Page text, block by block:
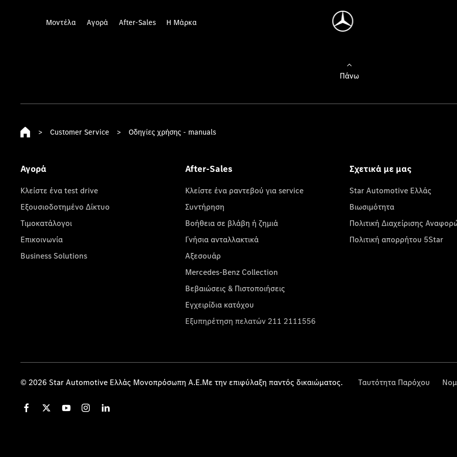
Μοντέλα Αγορά After-Sales Η Μάρκα
Πάνω
> Customer Service > Οδηγίες χρήσης - manuals
Αγορά
Κλείστε ένα test drive
Εξουσιοδοτημένο Δίκτυο
Τιμοκατάλογοι
Επικοινωνία
Business Solutions
After-Sales
Κλείστε ένα ραντεβού για service
Συντήρηση
Βοήθεια σε βλάβη ή ζημιά
Γνήσια ανταλλακτικά
Αξεσουάρ
Mercedes-Benz Collection
Βεβαιώσεις & Πιστοποιήσεις
Εγχειρίδια κατόχου
Εξυπηρέτηση πελατών 211 2111556
Σχετικά με μας
Star Automotive Ελλάς
Βιωσιμότητα
Πολιτική Διαχείρισης
Πολιτική απορρήτου 5Star
© 2026 Star Automotive Ελλάς Μονοπρόσωπη Α.Ε.Με την επιφύλαξη παντός δικαιώματος. Ταυτότητα Παρόχου